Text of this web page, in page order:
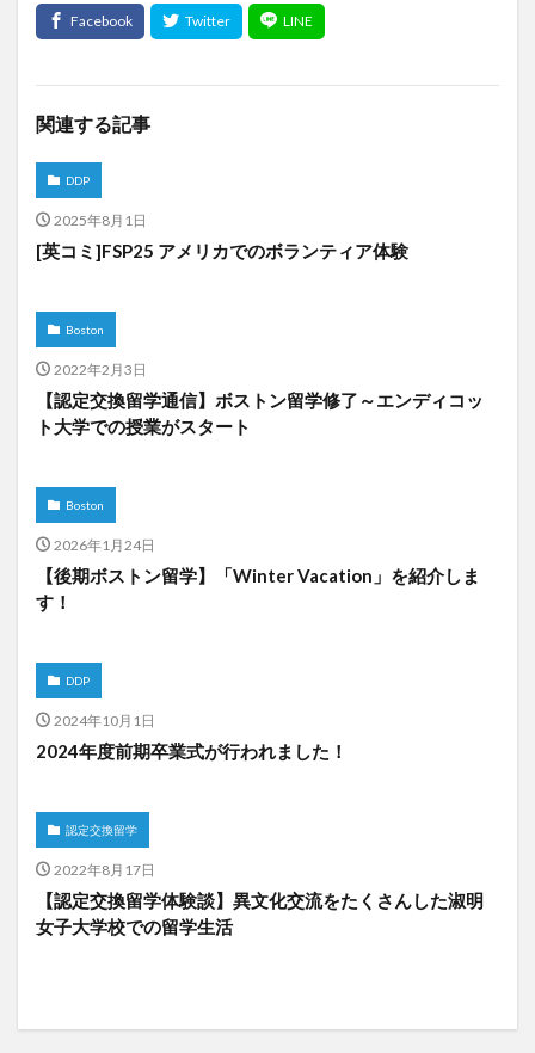
関連する記事
DDP
2025年8月1日
[英コミ]FSP25 アメリカでのボランティア体験
Boston
2022年2月3日
【認定交換留学通信】ボストン留学修了～エンディコッ
ト大学での授業がスタート
Boston
2026年1月24日
【後期ボストン留学】「Winter Vacation」を紹介しま
す！
DDP
2024年10月1日
2024年度前期卒業式が行われました！
認定交換留学
2022年8月17日
【認定交換留学体験談】異文化交流をたくさんした淑明
女子大学校での留学生活